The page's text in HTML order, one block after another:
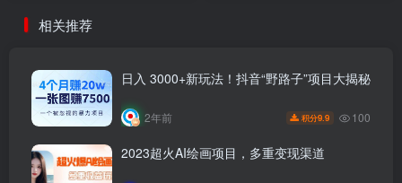
相关推荐
日入 3000+新玩法！抖音“野路子”项目大揭秘
2年前 积分9.9 100
2023超火AI绘画项目，多重变现渠道